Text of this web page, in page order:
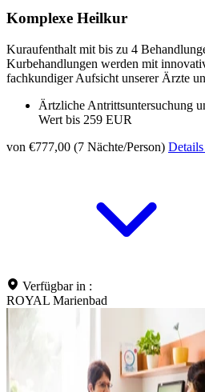
Komplexe Heilkur
Kuraufenthalt mit bis zu 4
Kurbehandlungen werden mit
fachkundiger Aufsicht unserer Ärzte
Ärtzliche Antrittsuntersuchung
Wert bis 259 EUR
von €777,00 (7 Nächte/Person)
Verfügbar in :
ROYAL Marienbad